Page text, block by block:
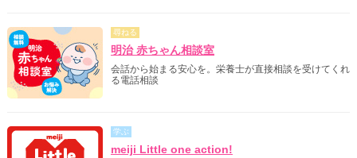
尋ねる
明治 赤ちゃん相談室
会話から始まる安心を。栄養士が直接相談を受けてくれ
る電話相談
学ぶ
meiji Little one action!